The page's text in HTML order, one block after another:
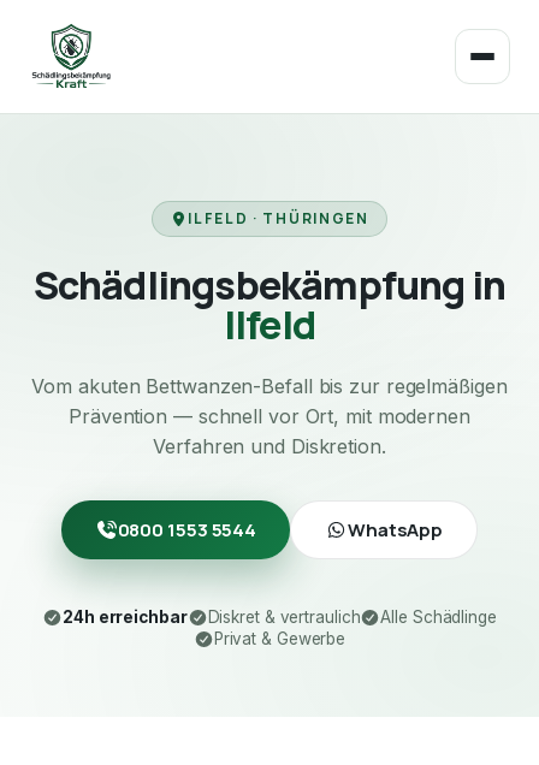
ILFELD · THÜRINGEN
Schädlingsbekämpfung in
Ilfeld
Vom akuten Bettwanzen-Befall bis zur regelmäßigen
Prävention — schnell vor Ort, mit modernen
Verfahren und Diskretion.
0800 1553 5544 WhatsApp
24h erreichbar Diskret & vertraulich
Alle Schädlinge
Privat & Gewerbe